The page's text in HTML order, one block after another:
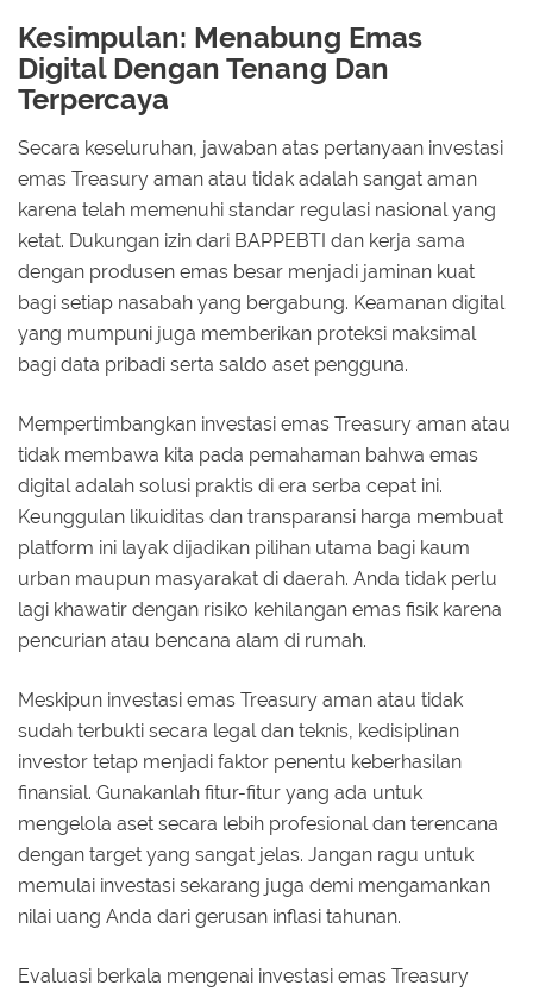
Kesimpulan: Menabung Emas
Digital Dengan Tenang Dan
Terpercaya
Secara keseluruhan, jawaban atas pertanyaan investasi
emas Treasury aman atau tidak adalah sangat aman
karena telah memenuhi standar regulasi nasional yang
ketat. Dukungan izin dari BAPPEBTI dan kerja sama
dengan produsen emas besar menjadi jaminan kuat
bagi setiap nasabah yang bergabung. Keamanan digital
yang mumpuni juga memberikan proteksi maksimal
bagi data pribadi serta saldo aset pengguna.
Mempertimbangkan investasi emas Treasury aman atau
tidak membawa kita pada pemahaman bahwa emas
digital adalah solusi praktis di era serba cepat ini.
Keunggulan likuiditas dan transparansi harga membuat
platform ini layak dijadikan pilihan utama bagi kaum
urban maupun masyarakat di daerah. Anda tidak perlu
lagi khawatir dengan risiko kehilangan emas fisik karena
pencurian atau bencana alam di rumah.
Meskipun investasi emas Treasury aman atau tidak
sudah terbukti secara legal dan teknis, kedisiplinan
investor tetap menjadi faktor penentu keberhasilan
finansial. Gunakanlah fitur-fitur yang ada untuk
mengelola aset secara lebih profesional dan terencana
dengan target yang sangat jelas. Jangan ragu untuk
memulai investasi sekarang juga demi mengamankan
nilai uang Anda dari gerusan inflasi tahunan.
Evaluasi berkala mengenai investasi emas Treasury